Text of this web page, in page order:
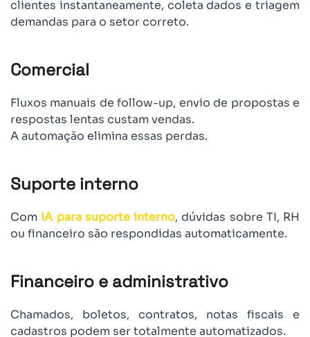
clientes instantaneamente, coleta dados e triagem
demandas para o setor correto.
Comercial
Fluxos manuais de follow-up, envio de propostas e
respostas lentas custam vendas.
A automação elimina essas perdas.
Suporte interno
Com IA para suporte interno, dúvidas sobre TI, RH
ou financeiro são respondidas automaticamente.
Financeiro e administrativo
Chamados, boletos, contratos, notas fiscais e
cadastros podem ser totalmente automatizados.